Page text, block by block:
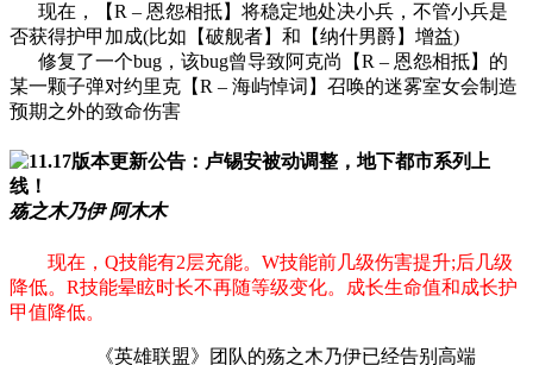
现在，【R – 恩怨相抵】将稳定地处决小兵，不管小兵是
否获得护甲加成(比如【破舰者】和【纳什男爵】增益)
修复了一个bug，该bug曾导致阿克尚【R – 恩怨相抵】的
某一颗子弹对约里克【R – 海屿悼词】召唤的迷雾室女会制造
预期之外的致命伤害
殇之木乃伊 阿木木
现在，Q技能有2层充能。W技能前几级伤害提升;后几级
降低。R技能晕眩时长不再随等级变化。成长生命值和成长护
甲值降低。
《英雄联盟》团队的殇之木乃伊已经告别高端